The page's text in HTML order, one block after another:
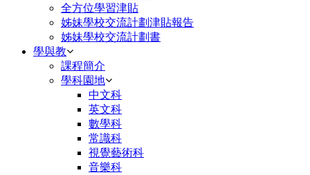
全方位學習津貼
姊妹學校交流計劃津貼報告
姊妹學校交流計劃書
學與教
課程簡介
學科園地
中文科
英文科
數學科
常識科
視覺藝術科
音樂科